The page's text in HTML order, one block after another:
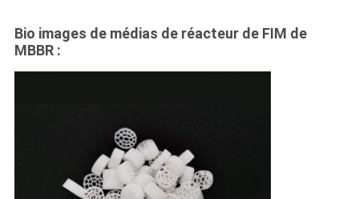
Bio images de médias de réacteur de FIM de
MBBR :